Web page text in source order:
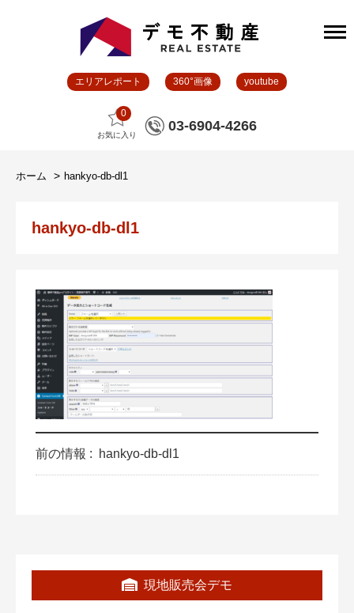
エリアレポート 360°画像 youtube
0
お気に入り
03-6904-4266
ホーム hankyo-db-dl1
現地販売会デモ
hankyo-db-dl1
前の情報 : hankyo-db-dl1